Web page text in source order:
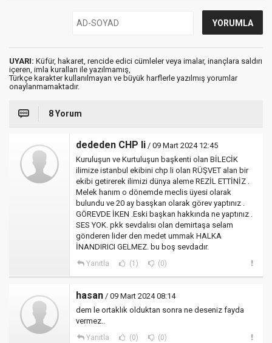
UYARI: Küfür, hakaret, rencide edici cümleler veya imalar, inançlara saldırı
içeren, imla kuralları ile yazılmamış,
Türkçe karakter kullanılmayan ve büyük harflerle yazılmış yorumlar
onaylanmamaktadır.
8 Yorum
dededen CHP li / 09 Mart 2024 12:45
Kuruluşun ve Kurtuluşun başkenti olan BİLECİK
ilimize istanbul ekibini chp li olan RÜŞVET alan bir
ekibi getirerek ilimizi dünya aleme REZİL ETTİNİZ .
Melek hanım o dönemde meclis üyesi olarak
bulundu ve 20 ay basşkan olarak görev yaptınız .
GÖREVDE İKEN .Eski başkan hakkında ne yaptınız .
SES YOK. pkk sevdalısı olan demirtaşa selam
gönderen lider den medet ummak HALKA
İNANDIRICI GELMEZ. bu boş sevdadır.
Yanıtla (1) (0)
hasan / 09 Mart 2024 08:14
dem le ortaklık olduktan sonra ne deseniz fayda
vermez..
Yanıtla (0) (0)